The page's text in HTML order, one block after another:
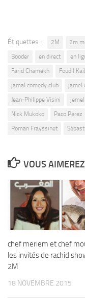
Étiquettes : 2M 2m
Booder
en direct en
Farid Chamekh
Foudil
jamal comedy club
jamel
Jean-Philippe Visini
Nick Mukoko
Paco Perez
Roman Frayssinet
VOUS
chef meriem et chef
les invités de rachid
2M
18 NOVEMBRE 2015